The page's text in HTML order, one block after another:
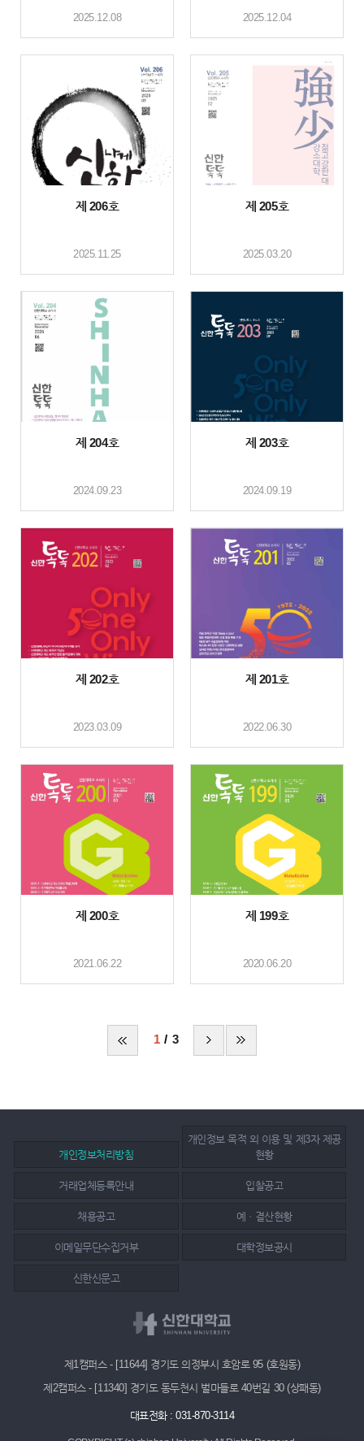
2025.12.08 2025.12.04
제 206호
2025.11.25
제 205호
2025.03.20
제 204호
2024.09.23
제 203호
2024.09.19
제 202호
2023.03.09
제 201호
2022.06.30
제 200호
2021.06.22
제 199호
2020.06.20
1 3
개인정보처리방침
개인정보 목적 외 이용 및 제3자 제공
현황
거래업체등록안내 입찰공고
채용공고 예ㆍ결산현황
이메일무단수집거부 대학정보공시
신한신문고
제1캠퍼스 - [11644] 경기도 의정부시 호암로 95 (호원동)
제2캠퍼스 - [11340] 경기도 동두천시 벌마들로 40번길 30 (상패동)
대표전화 : 031-870-3114